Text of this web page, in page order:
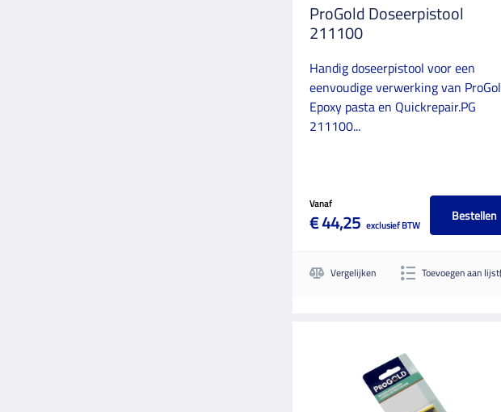
ProGold Doseerpistool
211100
Handig doseerpistool voor een
eenvoudige verwerking van
Epoxy pasta en Quickrepair.PG
211100...
Vanaf
€ 44,25 exclusief BTW
Bestellen
Vergelijken Toevoegen aan